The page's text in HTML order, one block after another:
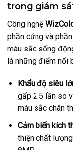
trong giám
Công nghệ
phần cứng và
màu sắc sống
là những điểm nổi
Khẩu độ siêu
gấp 2.5 lần so
màu sắc chân
Cảm biến kích
thiện chất